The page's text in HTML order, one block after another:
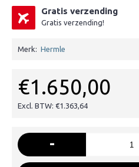
Gratis verzending
Gratis verzending!
Merk: Hermle
€1.650,00
Excl. BTW: €1.363,64
-